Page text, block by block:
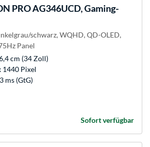
PRO AG346UCD, Gaming-
schwarz, WQHD, QD-OLED,
Panel
cm (34 Zoll)
1440 Pixel
ms (GtG)
Sofort verfügbar